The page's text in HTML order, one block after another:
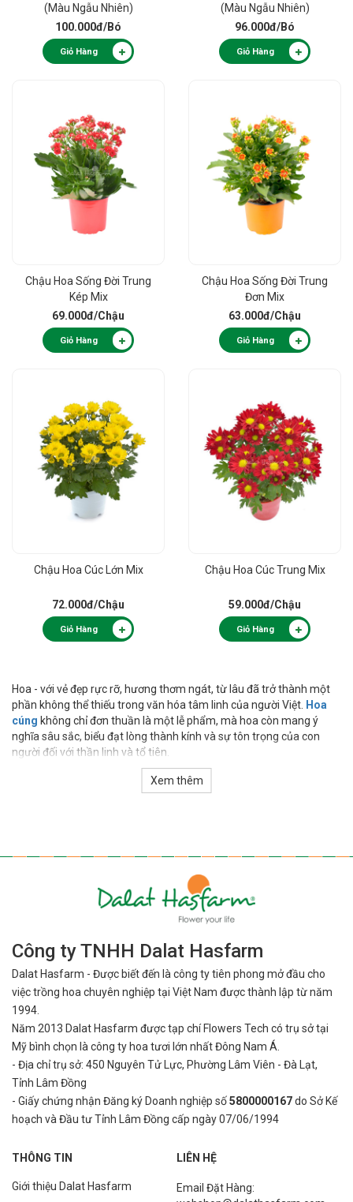
(Màu Ngẫu Nhiên)
100.000đ/Bó
Giỏ Hàng
(Màu Ngẫu Nhiên)
96.000đ/Bó
Giỏ Hàng
Chậu Hoa Sống Đời Trung
Kép Mix
69.000đ/Chậu
Giỏ Hàng
Chậu Hoa Sống Đời Trung
Đơn Mix
63.000đ/Chậu
Giỏ Hàng
Chậu Hoa Cúc Lớn Mix
72.000đ/Chậu
Giỏ Hàng
Chậu Hoa Cúc Trung Mix
59.000đ/Chậu
Giỏ Hàng
Hoa - với vẻ đẹp rực rỡ, hương thơm ngát, từ lâu đã trở thành một
phần không thể thiếu trong văn hóa tâm linh của người Việt. Hoa
cúng không chỉ đơn thuần là một lễ phẩm, mà hoa còn mang ý
nghĩa sâu sắc, biểu đạt lòng thành kính và sự tôn trọng của con
người đối với thần linh và tổ tiên.
Từ những bông Sen tinh khiết, những cành Mai vàng rực trong
nét đặc trưng trong văn hóa Việt Nam, từ ý nghĩa tinh thần, cách
chọn, cho đến các loại hoa được ưa chuộng trong nghi lễ.
Thờ nghĩa là gì?
Thờ hay Thờ Phượng là một hoạt động tâm linh nhằm thể hiện, bày
tỏ sự tôn vinh, kính trọng và nhớ ơn đối với các vị ơn trên như các vị
thần linh, chư Phật, ông bà tổ tiên, tổ nghề hoặc với Tổ quốc.
Cúng là gì?
Cúng là dâng lễ vật lên các vị ơn trên, theo tín ngưỡng hoặc theo
phong tục hoặc theo văn hóa cổ truyền. Cúng gọi đầy đủ là “Cúng
“Cúng dưỡng”
Cúng dưỡng:là cung cấp, phụng dưỡng bằng tình yêu thương và
Xem thêm
Công ty TNHH Dalat Hasfarm
Dalat Hasfarm - Được biết đến là công ty tiên phong mở đầu cho
việctrồng hoa chuyên nghiệp tại Việt Nam được thành lập từ năm
1994.
Năm 2013 Dalat Hasfarm được tạp chí Flowers Tech có trụ sở tại
Mỹ bình chọn là công ty hoa tươi lớn nhất Đông Nam Á.
- Địa chỉ trụ sở: 450 Nguyên Tử Lực, Phường Lâm Viên - Đà Lạt,
Tỉnh Lâm Đồng
- Giấy chứng nhận Đăng ký Doanh nghiệp số5800000167do Sở Kế
hoạch và Đầu tư Tỉnh Lâm Đồng cấp ngày 07/06/1994
THÔNG TIN
Giới thiệu Dalat Hasfarm
LIÊN HỆ
Email Đặt Hàng: